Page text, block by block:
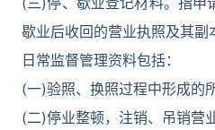
歇业后收回的营业执照及其副
日常监督管理资料包括：
(一)验照、换照过程中形成的
(二)停业整顿，注销、吊销营